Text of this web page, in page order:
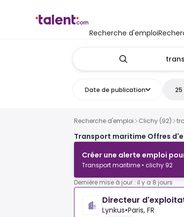
Recherche d'emploi
Date de publication 25
Recherche d'emploi Clichy (92)
Transport maritime Offres
Créer une alerte emploi
Transport maritime • clichy 92
Dernière mise à jour : il y a 8 jours
Directeur
Lynkus•Paris, FR